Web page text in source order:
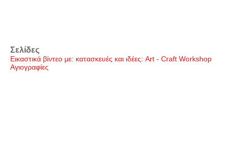
Σελίδες
Εικαστικά βίντεο με: κατασκευές και ιδέες: Art - Craft Workshop
Αγιογραφίες